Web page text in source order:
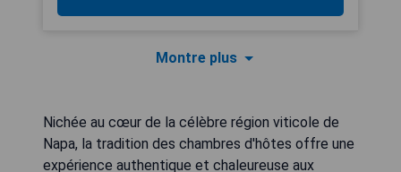
Montre plus
Nichée au cœur de la célèbre région viticole de
Napa, la tradition des chambres d'hôtes offre une
expérience authentique et chaleureuse aux